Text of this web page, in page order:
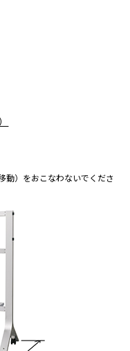
動）をおこなわないでくださ